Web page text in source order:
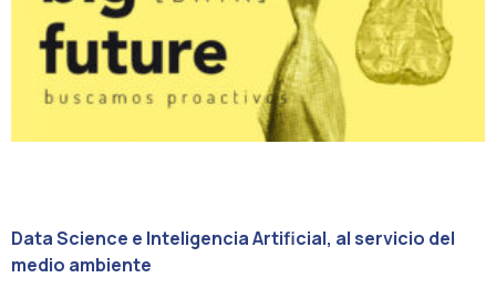
Data Science e Inteligencia Artificial, al servicio del
medio ambiente